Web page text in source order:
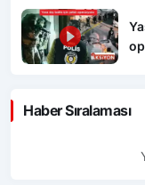
Haber Sıralaması